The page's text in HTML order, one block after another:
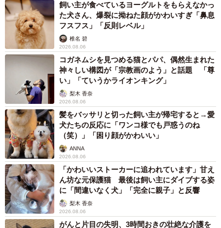
飼い主が食べているヨーグルトをもらえなかっ
た犬さん、爆裂に拗ねた顔がかわいすぎ「鼻息
フスフス」「反則レベル」
椎名 碧
2026.08.06
コガネムシを見つめる猫とパパ、偶然生まれた
神々しい構図が「宗教画のよう」と話題 「尊
い」「ていうかライオンキング」
梨木 香奈
2026.08.06
髪をバッサリと切った飼い主が帰宅すると→愛
犬たちの反応に「ワンコ様でも戸惑うのね
（笑）」「困り顔がかわいい」
ANNA
2026.08.06
「かわいいストーカーに追われています」甘え
ん坊な元保護猫 最後は飼い主にダイブする姿
に「間違いなく犬」「完全に親子」と反響
梨木 香奈
2026.08.06
がんと片目の失明、3時間おきの壮絶な介護を